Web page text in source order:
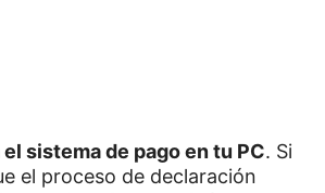
sistema de pago en tu PC. Si
el proceso de declaración